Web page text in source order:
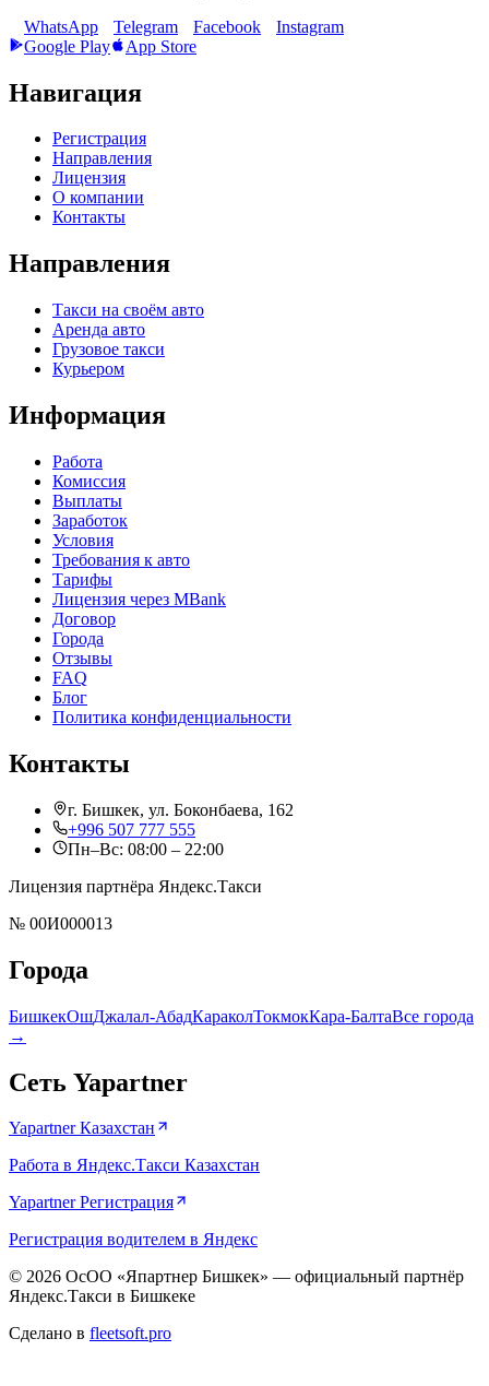
WhatsApp
Telegram Facebook
Instagram
Google Play
App Store
Навигация
Регистрация
Направления
Лицензия
О компании
Контакты
Направления
Такси на своём авто
Аренда авто
Грузовое такси
Курьером
Информация
Работа
Комиссия
Выплаты
Заработок
Условия
Требования к авто
Тарифы
Лицензия через MBank
Договор
Города
Отзывы
FAQ
Блог
Политика конфиденциальности
Контакты
г. Бишкек, ул. Боконбаева, 162
+996 507 777 555
Пн–Вс: 08:00 – 22:00
Лицензия партнёра Яндекс.Такси
№ 00И000013
Города
БишкекОшДжалал-АбадКараколТокмокКара-БалтаВсе города
→
Сеть Yapartner
Yapartner Казахстан
Работа в Яндекс.Такси Казахстан
Yapartner Регистрация
Регистрация водителем в Яндекс
© 2026 ОсОО «Япартнер Бишкек» — официальный партнёр
Яндекс.Такси в Бишкеке
Сделано в fleetsoft.pro